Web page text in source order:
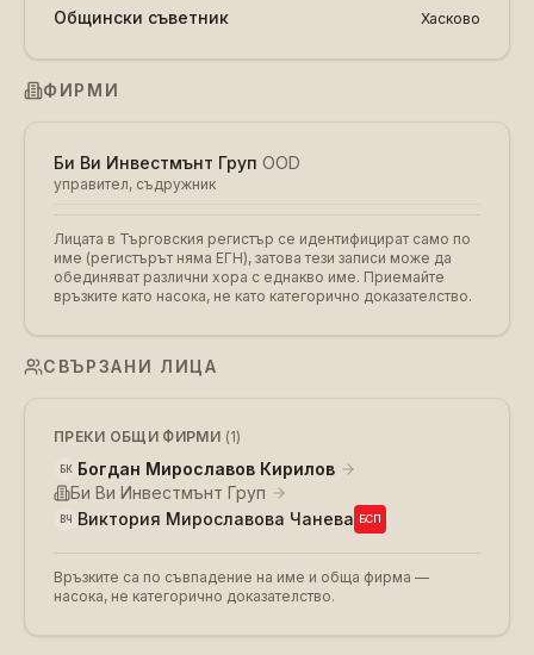
Общински съветник Хасково
ФИРМИ
Би Ви Инвестмънт Груп OOD
управител, съдружник
Лицата в Търговския регистър се идентифицират само по
име (регистърът няма ЕГН), затова тези записи може да
обединяват различни хора с еднакво име. Приемайте
връзките като насока, не като категорично доказателство.
СВЪРЗАНИ ЛИЦА
ПРЕКИ ОБЩИ ФИРМИ (1)
БК Богдан Мирославов Кирилов
Би Ви Инвестмънт Груп
ВЧ Виктория Мирославова Чанева БСП
Връзките са по съвпадение на име и обща фирма —
насока, не категорично доказателство.